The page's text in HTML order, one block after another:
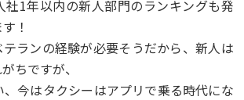
社1年以内の新人部門のランキングも発
！
ランの経験が必要そうだから、新人は
ちですが、
、今はタクシーはアプリで乗る時代にな